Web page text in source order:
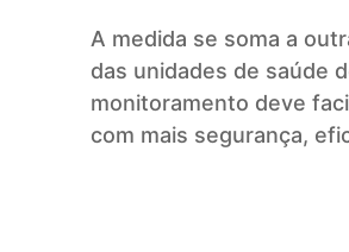
A medida se soma a
das unidades de saúde
monitoramento deve
com mais segurança,